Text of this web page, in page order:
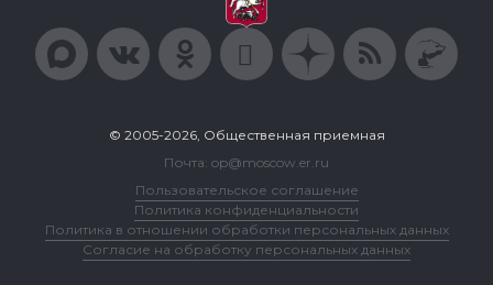
© 2005-2026, Общественная приемная
Почта: op@moscow.er.ru
Пользовательское соглашение
Политика конфиденциальности
Политика в отношении обработки персональных данных
Согласие на обработку персональных данных